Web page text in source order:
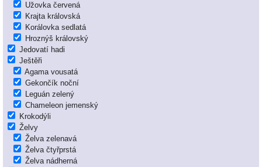
Užovka červená
Krajta královská
Korálovka sedlatá
Hroznýš královský
Jedovatí hadi
Ještěři
Agama vousatá
Gekončík noční
Leguán zelený
Chameleon jemenský
Krokodýli
Želvy
Želva zelenavá
Želva čtyřprstá
Želva nádherná